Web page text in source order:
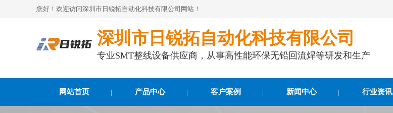
您好！欢迎访问深圳市日锐拓自动化科技有限公司网站！
深圳市日锐拓自动化科技有限公司
专业SMT整线设备供应商，从事高性能环保无铅回流焊等研发和生产
网站首页 产品中心 客户案例 新闻中心 行业资讯